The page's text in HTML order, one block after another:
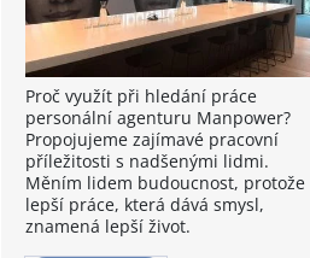
Proč využít při hledání práce
personální agenturu Manpower?
Propojujeme zajímavé pracovní
příležitosti s nadšenými lidmi.
Měním lidem budoucnost, protože
lepší práce, která dává smysl,
znamená lepší život.